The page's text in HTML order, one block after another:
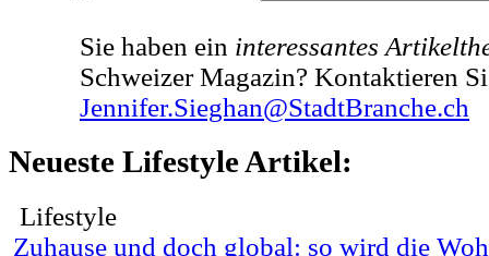
Sie haben ein interessantes
Schweizer Magazin? Kontaktieren
Jennifer.Sieghan@StadtBranche.ch
Neueste Lifestyle Artikel:
Lifestyle
Zuhause und doch global: so wird die